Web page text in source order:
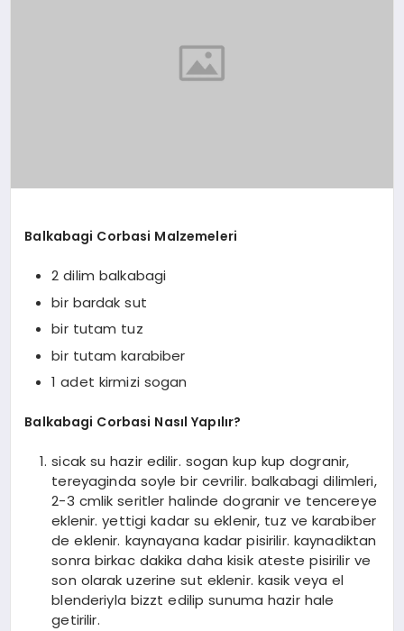
Balkabagi Corbasi Malzemeleri
2 dilim balkabagi
bir bardak sut
bir tutam tuz
bir tutam karabiber
1 adet kirmizi sogan
Balkabagi Corbasi Nasıl Yapılır?
sicak su hazir edilir. sogan kup kup dogranir,
tereyaginda soyle bir cevrilir. balkabagi dilimleri,
2-3 cmlik seritler halinde dogranir ve tencereye
eklenir. yettigi kadar su eklenir, tuz ve karabiber
de eklenir. kaynayana kadar pisirilir. kaynadiktan
sonra birkac dakika daha kisik ateste pisirilir ve
son olarak uzerine sut eklenir. kasik veya el
blenderiyla bizzt edilip sunuma hazir hale
getirilir.